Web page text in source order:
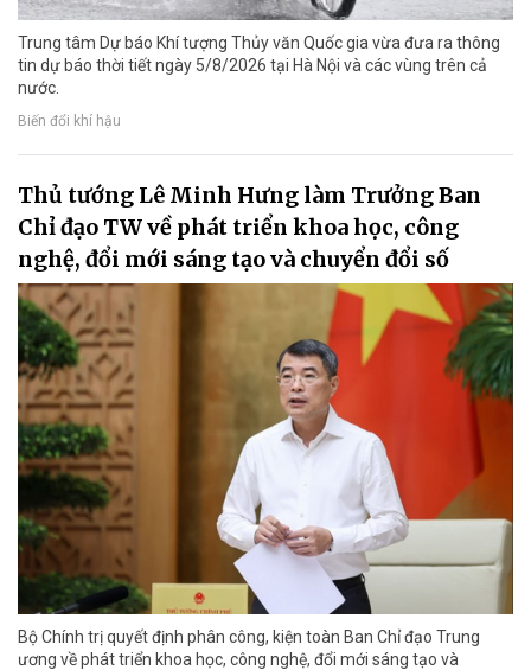
Trung tâm Dự báo Khí tượng Thủy văn Quốc gia vừa đưa ra thông
tin dự báo thời tiết ngày 5/8/2026 tại Hà Nội và các vùng trên cả
nước.
Biến đổi khí hậu
Thủ tướng Lê Minh Hưng làm Trưởng Ban
Chỉ đạo TW về phát triển khoa học, công
nghệ, đổi mới sáng tạo và chuyển đổi số
Bộ Chính trị quyết định phân công, kiện toàn Ban Chỉ đạo Trung
ương về phát triển khoa học, công nghệ, đổi mới sáng tạo và